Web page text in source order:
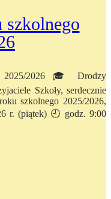
szkolnego
2025/2026 🎓 Drodzy
Szkoły, serdecznie
szkolnego 2025/2026,
r. (piątek) 🕘 godz. 9:00